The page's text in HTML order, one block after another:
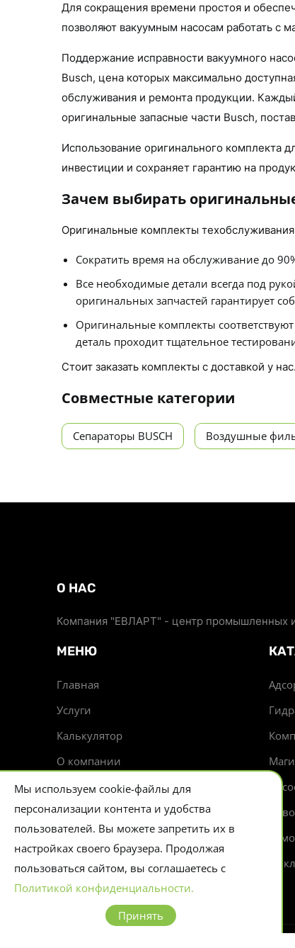
Для сокращения времени простоя и
позволяют вакуумным насосам работать с
Поддержание исправности вакуумного
Busch, цена которых максимально
обслуживания и ремонта продукции.
оригинальные запасные части Busch,
Использование оригинального комплекта
инвестиции и сохраняет гарантию на
Зачем выбирать
Оригинальные комплекты
Сократить время на обслуживание до
Все необходимые детали всегда под
оригинальных запчастей гарантирует
Оригинальные комплекты
деталь проходит тщательное
Стоит заказать комплекты с доставкой у
Совместные категории
Сепараторы BUSCH Воздушные
О НАС
Компания "ЕВЛАРТ" - центр промышленных
МЕНЮ
Главная
Услуги
Калькулятор
О компании
Доставка
Новости
Мы используем cookie-файлы для
персонализации контента и удобства
пользователей. Вы можете запретить их в
настройках своего браузера. Продолжая
пользоваться сайтом, вы соглашаетесь с
Политикой конфиденциальности.
Принять